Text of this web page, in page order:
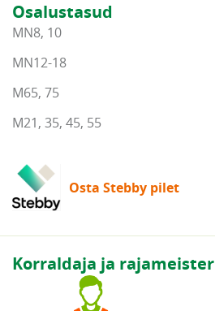
Osalustasud
MN8, 10
MN12-18
M65, 75
M21, 35, 45, 55
Osta Stebby pilet
Korraldaja ja rajameister